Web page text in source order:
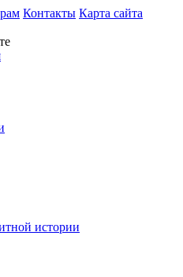
Контакты Карта сайта
истории